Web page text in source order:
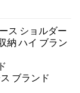
ス ショルダー
納 ハイ ブラン
ブランド